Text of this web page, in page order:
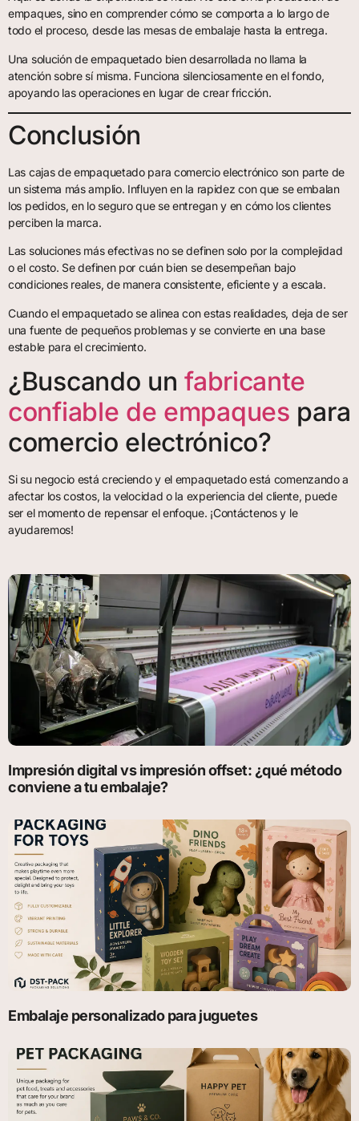
empaques, sino en comprender cómo se comporta a lo largo de
todo el proceso, desde las mesas de embalaje hasta la entrega.
Una solución de empaquetado bien desarrollada no llama la
atención sobre sí misma. Funciona silenciosamente en el fondo,
apoyando las operaciones en lugar de crear fricción.
Conclusión
Las cajas de empaquetado para comercio electrónico son parte de
un sistema más amplio. Influyen en la rapidez con que se embalan
los pedidos, en lo seguro que se entregan y en cómo los clientes
perciben la marca.
Las soluciones más efectivas no se definen solo por la complejidad
o el costo. Se definen por cuán bien se desempeñan bajo
condiciones reales, de manera consistente, eficiente y a escala.
Cuando el empaquetado se alinea con estas realidades, deja de ser
una fuente de pequeños problemas y se convierte en una base
estable para el crecimiento.
¿Buscando unfabricante
confiable de empaques para
comercio electrónico?
Si su negocio está creciendo y el empaquetado está comenzando a
afectar los costos, la velocidad o la experiencia del cliente, puede
ser el momento de repensar el enfoque. ¡Contáctenos y le
ayudaremos!
Impresión digital vs impresión offset: ¿qué método
conviene a tu embalaje?
Embalaje personalizado para juguetes